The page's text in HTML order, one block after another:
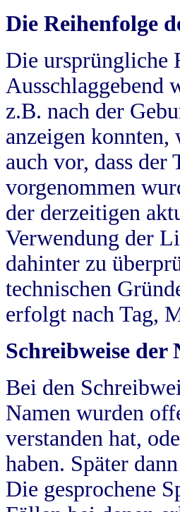
Die Reihenfolge
Die ursprüngliche
Ausschlaggebend
z.B. nach der
anzeigen konnten,
auch vor, dass
vorgenommen
der derzeitigen
Verwendung der
dahinter zu
technischen
erfolgt nach Tag,
Schreibweise der
Bei den
Namen wurden
verstanden hat,
haben. Später
Die gesprochene